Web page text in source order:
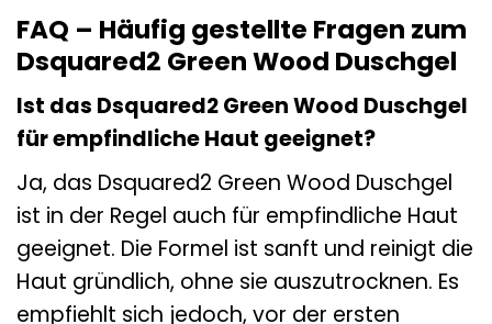
FAQ – Häufig gestellte Fragen zum
Dsquared2 Green Wood Duschgel
Ist das Dsquared2 Green Wood Duschgel
für empfindliche Haut geeignet?
Ja, das Dsquared2 Green Wood Duschgel
ist in der Regel auch für empfindliche Haut
geeignet. Die Formel ist sanft und reinigt die
Haut gründlich, ohne sie auszutrocknen. Es
empfiehlt sich jedoch, vor der ersten